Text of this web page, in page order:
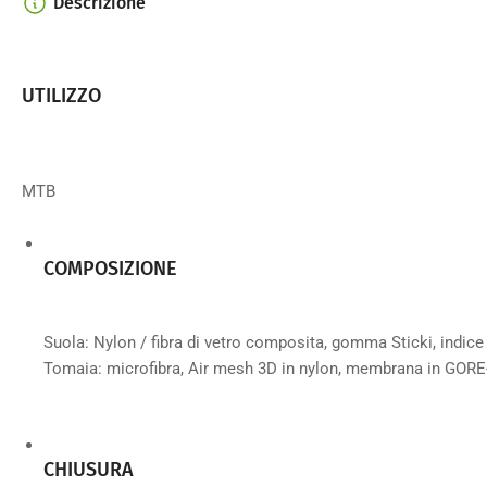
UTILIZZO
MTB
COMPOSIZIONE
Suola: Nylon / fibra di vetro composita, gomma Sticki,
Tomaia: microfibra, Air mesh 3D in nylon, membrana in
CHIUSURA